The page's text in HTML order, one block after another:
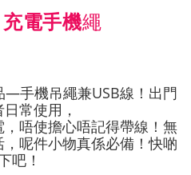
電手機繩
—手機吊繩兼USB線！出門
常使用，
唔使擔心唔記得帶線！無
呢件小物真係必備！快啲
吧！